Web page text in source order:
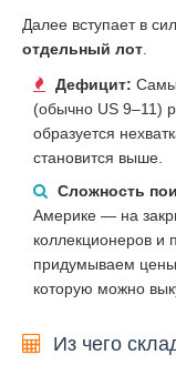
Далее вступает в
отдельный лот
Дефицит:
(обычно US 9–11)
образуется
становится выше.
Сложность
Америке — на
коллекционеров
придумываем
которую можно
Из чего